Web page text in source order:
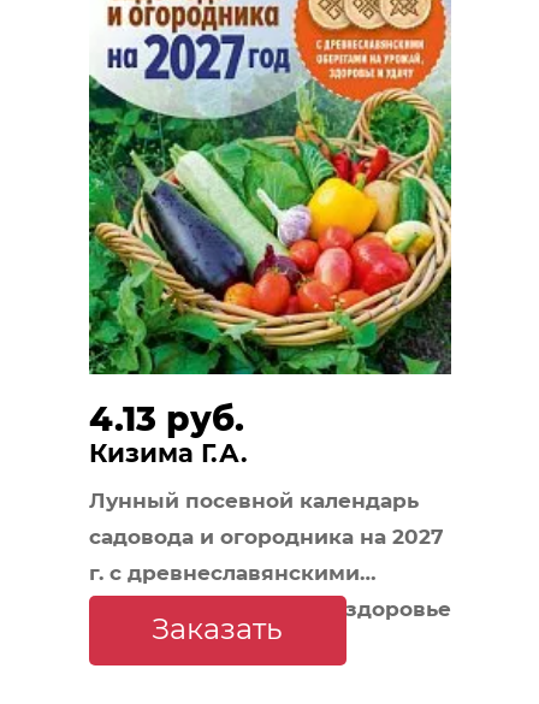
4.13 руб.
Кизима Г.А.
Лунный посевной календарь
садовода и огородника на 2027
г. с древнеславянскими
оберегами на урожай, здоровье
и удачуЗаказать